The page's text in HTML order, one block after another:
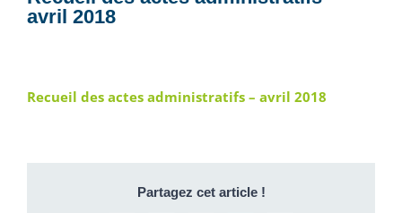
avril 2018
Recueil des actes administratifs – avril 2018
Partagez cet article !